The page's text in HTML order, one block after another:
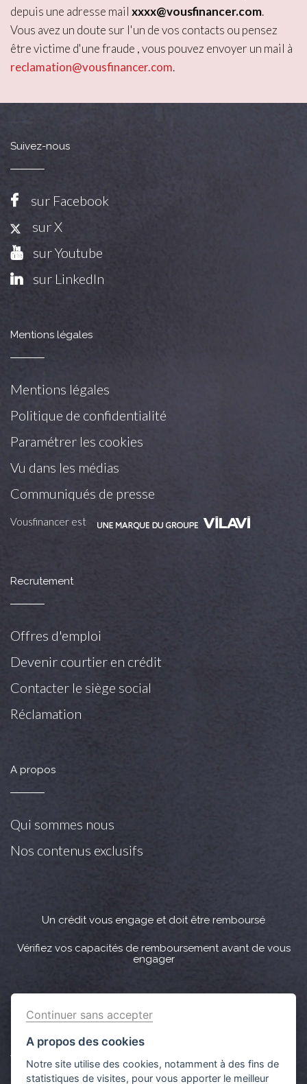
depuis une adresse mail xxxx@vousfinancer.com.
Vous avez un doute sur l'un de vos contacts ou pensez
être victime d'une fraude , vous pouvez envoyer un mail à
reclamation@vousfinancer.com.
Suivez-nous
sur Facebook
sur X
sur Youtube
sur LinkedIn
Mentions légales
Mentions légales
Politique de confidentialité
Paramétrer les cookies
Vu dans les médias
Communiqués de presse
Vousfinancer est
Recrutement
Offres d'emploi
Devenir courtier en crédit
Contacter le siège social
Réclamation
A propos
Qui sommes nous
Nos contenus exclusifs
Un crédit vous engage et doit être remboursé
Vérifiez vos capacités de remboursement avant de vous
engager
Crédit immobilier : Vous bénéficiez d’un délai légal de
réflexion de 10 jours. Lorsque la vente est subordonnée à
l'obtention d’un prêt et si celui-ci n’est pas obtenu, le
vendeur doit rembourser les sommes versées par
l'acquéreur.
Continuer sans accepter
A propos des cookies
Notre site utilise des cookies, notamment à des fins de
statistiques de visites, pour vous apporter le meilleur